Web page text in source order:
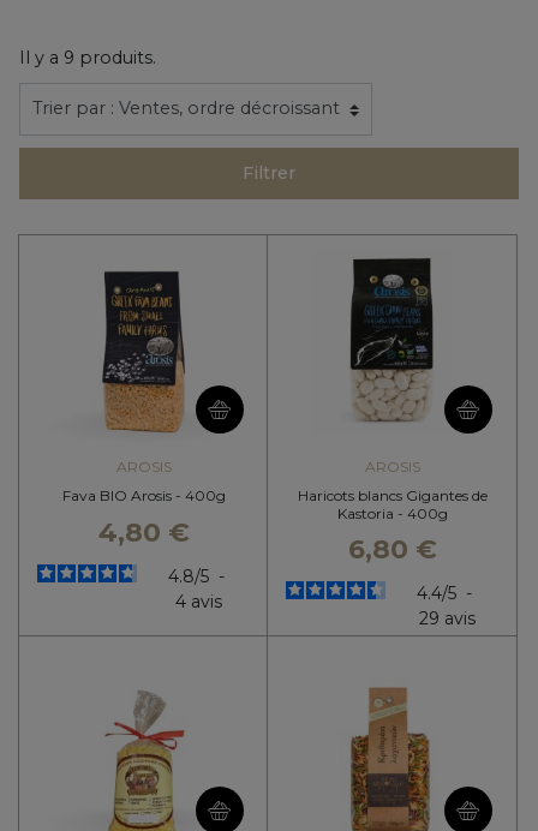
Il y a 9 produits.
Filtrer
AROSIS
Fava BIO Arosis - 400g
4,80 €
4.8/5 -
4 avis
AROSIS
Haricots blancs Gigantes de
Kastoria - 400g
6,80 €
4.4/5 -
29 avis